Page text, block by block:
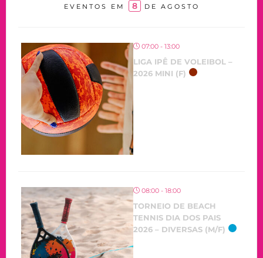
EVENTOS EM 8 DE AGOSTO
07:00 - 13:00
LIGA IPÊ DE VOLEIBOL –
2026 MINI (F)
08:00 - 18:00
TORNEIO DE BEACH
TENNIS DIA DOS PAIS
2026 – DIVERSAS (M/F)